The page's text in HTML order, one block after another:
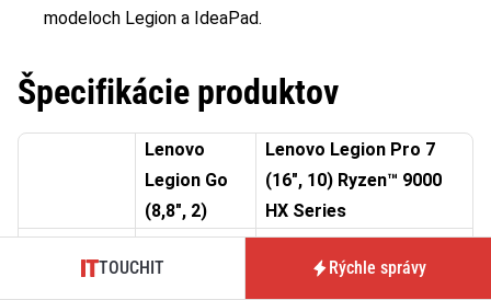
modeloch Legion a IdeaPad.
Špecifikácie produktov
Lenovo
Legion Go
(8,8″, 2)
Lenovo Legion Pro 7
(16″, 10) Ryzen™ 9000
HX Series
modul:
TOUCHIT Rýchle správy